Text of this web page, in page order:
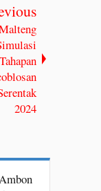
Tahapan
2024